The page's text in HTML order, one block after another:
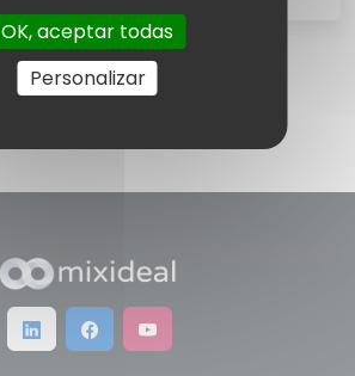
OK, aceptar todas
Personalizar